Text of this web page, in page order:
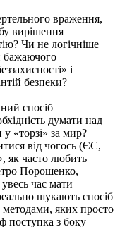
враження,
вирішення
Чи не логічніше
бажаючого
і
безпеки?
спосіб
думати над
«торзі» за мир?
від чогось (ЄС,
як часто любить
Порошенко,
час мати
шукають спосіб
яких просто
поступка з боку